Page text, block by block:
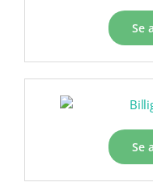
Se
Se